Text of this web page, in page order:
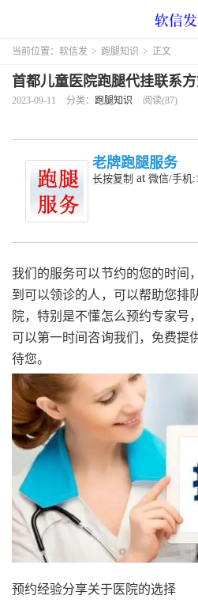
当前位置： 软信发 > 跑腿知识 > 正文
首都儿童医院跑腿代挂联系
2023-09-11 分类： 跑腿知识 阅读(87)
老牌跑腿服务
长按复制 at 微信/手机
我们的服务可以节约的您的时间
到可以领诊的人，可以帮助您排
院，特别是不懂怎么预约专家号
可以第一时间咨询我们，免费提
待您。
预约经验分享关于医院的选择